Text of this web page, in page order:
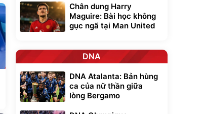
Chân dung Harry
Maguire: Bài học không
gục ngã tại Man United
DNA
DNA Atalanta: Bản hùng
ca của nữ thần giữa
lòng Bergamo